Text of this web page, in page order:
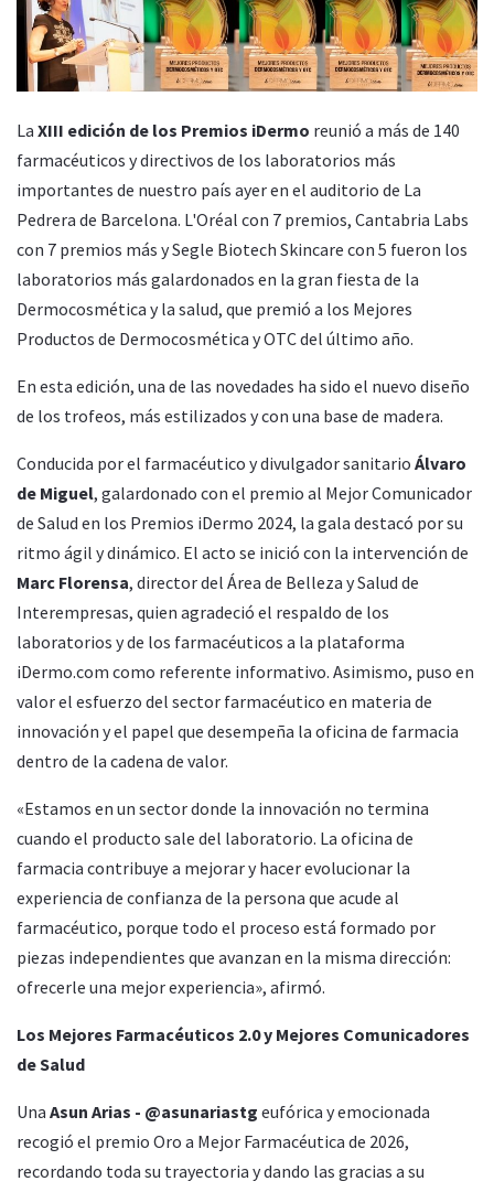
La XIII edición de los Premios iDermo reunió a más de 140
farmacéuticos y directivos de los laboratorios más
importantes de nuestro país ayer en el auditorio de La
Pedrera de Barcelona. L'Oréal con 7 premios, Cantabria Labs
con 7 premios más y Segle Biotech Skincare con 5 fueron los
laboratorios más galardonados en la gran fiesta de la
Dermocosmética y la salud, que premió a los Mejores
Productos de Dermocosmética y OTC del último año.
En esta edición, una de las novedades ha sido el nuevo diseño
de los trofeos, más estilizados y con una base de madera.
Conducida por el farmacéutico y divulgador sanitario Álvaro
de Miguel, galardonado con el premio al Mejor Comunicador
de Salud en los Premios iDermo 2024, la gala destacó por su
ritmo ágil y dinámico. El acto se inició con la intervención de
Marc Florensa, director del Área de Belleza y Salud de
Interempresas, quien agradeció el respaldo de los
laboratorios y de los farmacéuticos a la plataforma
iDermo.com como referente informativo. Asimismo, puso en
valor el esfuerzo del sector farmacéutico en materia de
innovación y el papel que desempeña la oficina de farmacia
dentro de la cadena de valor.
«Estamos en un sector donde la innovación no termina
cuando el producto sale del laboratorio. La oficina de
farmacia contribuye a mejorar y hacer evolucionar la
experiencia de confianza de la persona que acude al
farmacéutico, porque todo el proceso está formado por
piezas independientes que avanzan en la misma dirección:
ofrecerle una mejor experiencia», afirmó.
Los Mejores Farmacéuticos 2.0 y Mejores Comunicadores
de Salud
Una Asun Arias - @asunariastg eufórica y emocionada
recogió el premio Oro a Mejor Farmacéutica de 2026,
recordando toda su trayectoria y dando las gracias a su